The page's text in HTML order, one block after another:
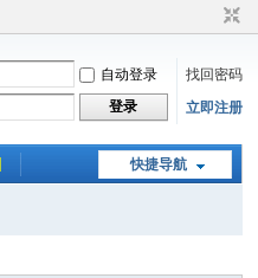
自动登录
找回密码
登录 立即注册
快捷导航